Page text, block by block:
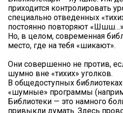
приходится контролировать
специально отведенных
постоянно повторяют
Но, в целом, современная
место, где на тебя «шикают».
Они совершенно не против,
шумно вне «тихих» уголков.
В общедоступных библиотеках
«шумные» программы
Библиотеки — это намного
привыкли думать. Здесь